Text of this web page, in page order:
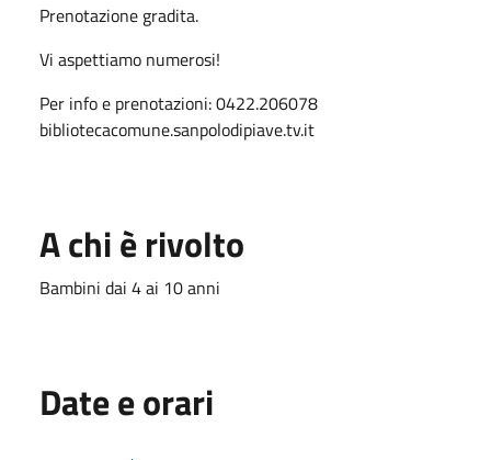
Prenotazione gradita.
Vi aspettiamo numerosi!
Per info e prenotazioni: 0422.206078
bibliotecacomune.sanpolodipiave.tv.it
A chi è rivolto
Bambini dai 4 ai 10 anni
Date e orari